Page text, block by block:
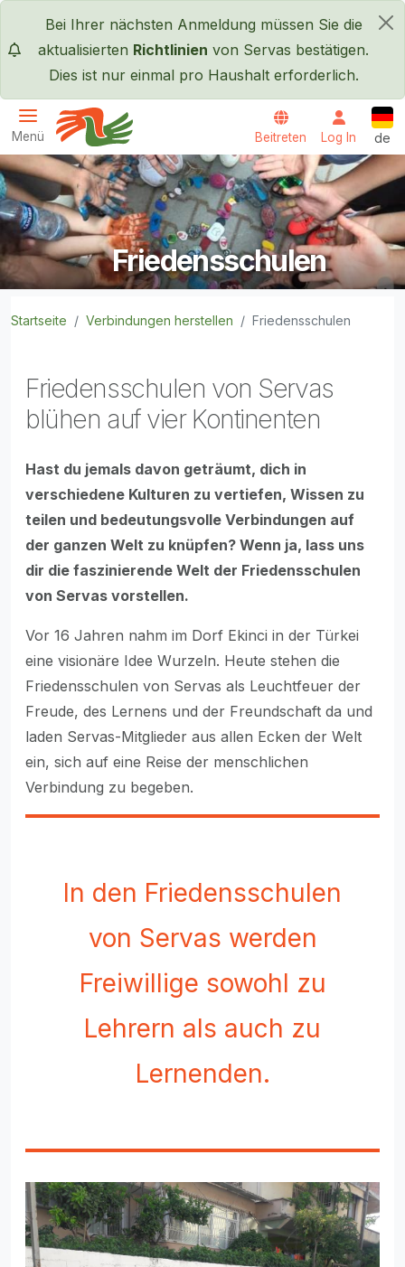
×
Bei Ihrer nächsten Anmeldung müssen Sie die
aktualisierten Richtlinien von Servas bestätigen.
Dies ist nur einmal pro Haushalt erforderlich.
Menü
Servas International
Beitreten Log In de
Friedensschulen
Startseite Verbindungen herstellen Friedensschulen
Friedensschulen von Servas
blühen auf vier Kontinenten
Hast du jemals davon geträumt, dich in
verschiedene Kulturen zu vertiefen, Wissen zu
teilen und bedeutungsvolle Verbindungen auf
der ganzen Welt zu knüpfen? Wenn ja, lass uns
dir die faszinierende Welt der Friedensschulen
von Servas vorstellen.
Vor 16 Jahren nahm im Dorf Ekinci in der Türkei
eine visionäre Idee Wurzeln. Heute stehen die
Friedensschulen von Servas als Leuchtfeuer der
Freude, des Lernens und der Freundschaft da und
laden Servas-Mitglieder aus allen Ecken der Welt
ein, sich auf eine Reise der menschlichen
Verbindung zu begeben.
In den Friedensschulen
von Servas werden
Freiwillige sowohl zu
Lehrern als auch zu
Lernenden.